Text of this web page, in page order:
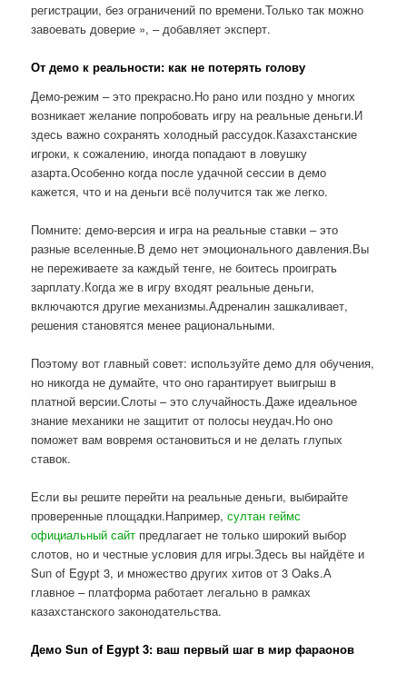
регистрации, без ограничений по времени.Только так можно
завоевать доверие », – добавляет эксперт.
От демо к реальности: как не потерять голову
Демо-режим – это прекрасно.Но рано или поздно у многих
возникает желание попробовать игру на реальные деньги.И
здесь важно сохранять холодный рассудок.Казахстанские
игроки, к сожалению, иногда попадают в ловушку
азарта.Особенно когда после удачной сессии в демо
кажется, что и на деньги всё получится так же легко.
Помните: демо-версия и игра на реальные ставки – это
разные вселенные.В демо нет эмоционального давления.Вы
не переживаете за каждый тенге, не боитесь проиграть
зарплату.Когда же в игру входят реальные деньги,
включаются другие механизмы.Адреналин зашкаливает,
решения становятся менее рациональными.
Поэтому вот главный совет: используйте демо для обучения,
но никогда не думайте, что оно гарантирует выигрыш в
платной версии.Слоты – это случайность.Даже идеальное
знание механики не защитит от полосы неудач.Но оно
поможет вам вовремя остановиться и не делать глупых
ставок.
Если вы решите перейти на реальные деньги, выбирайте
проверенные площадки.Например,султан геймс
официальный сайт предлагает не только широкий выбор
слотов, но и честные условия для игры.Здесь вы найдёте и
Sun of Egypt 3, и множество других хитов от 3 Oaks.А
главное – платформа работает легально в рамках
казахстанского законодательства.
Демо Sun of Egypt 3: ваш первый шаг в мир фараонов